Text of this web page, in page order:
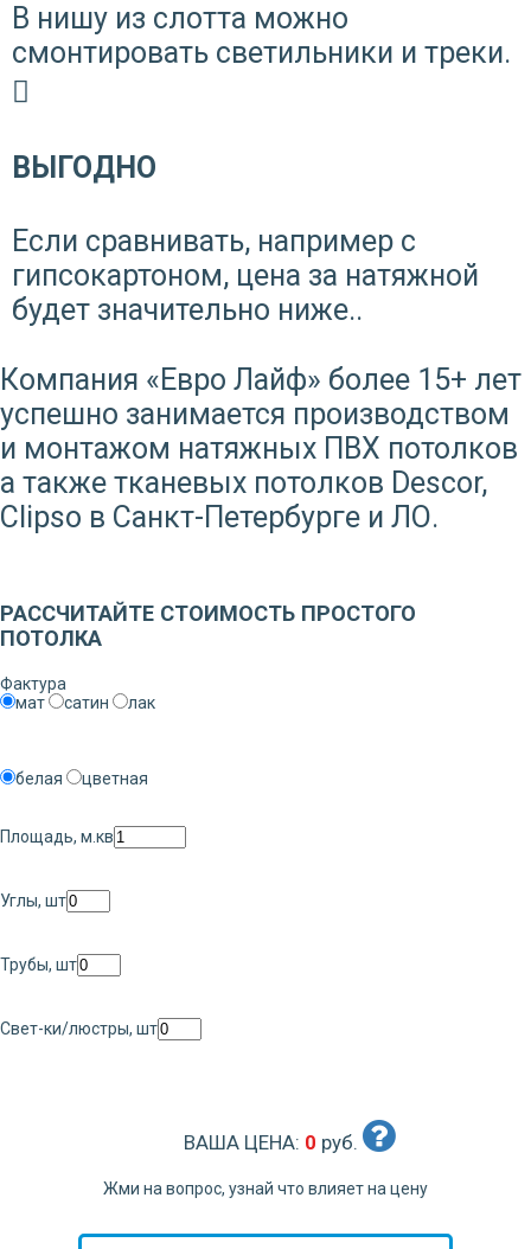
В нишу из слотта можно
смонтировать светильники и треки.
ВЫГОДНО
Если сравнивать, например с
гипсокартоном, цена за натяжной
будет значительно ниже..
Компания «Евро Лайф» более 15+ лет
успешно занимается производством
и монтажом натяжных ПВХ потолков
а также тканевых потолков Descor,
Clipso в Санкт-Петербурге и ЛО.
РАССЧИТАЙТЕ СТОИМОСТЬ ПРОСТОГО
ПОТОЛКА
Фактура
мат
сатин лак
белая цветная
Площадь, м.кв
Углы, шт
Трубы, шт
Свет-ки/люстры, шт
ВАША ЦЕНА: 0 руб.
Жми на вопрос, узнай что влияет на цену